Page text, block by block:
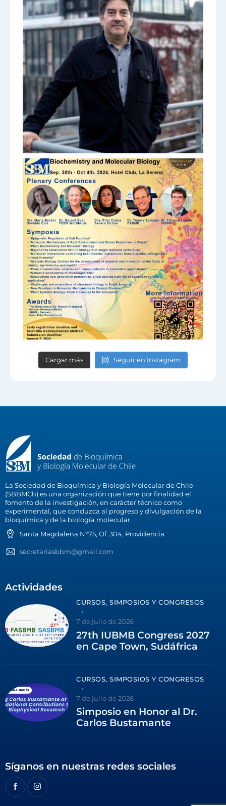
Cargar más Seguir en Instagram
La Sociedad de Bioquímica y Biología Molecular de Chile
(SBBMCh) es una organización que tiene por finalidad el
fomento de la investigación, en carácter técnico como
experimental, que conduzca al progreso y divulgación de la
bioquímica y de la biología molecular.
Santa Magdalena N°75, Of. 304, Providencia
secretariasbbm@gmail.com
Actividades
CURSOS, SIMPOSIOS Y CONGRESOS
7 de julio de 2026
27th IUBMB Congress 2027
en Cape Town, Sudáfrica
CURSOS, SIMPOSIOS Y CONGRESOS
7 de julio de 2026
Simposio en Honor al Dr.
Carlos Bustamante
Síganos en nuestras redes sociales